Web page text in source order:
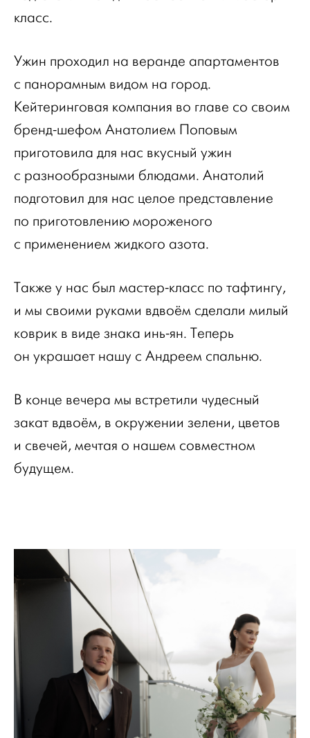
класс.
Ужин проходил на веранде апартаментов
с панорамным видом на город.
Кейтеринговая компания во главе со своим
бренд-шефом Анатолием Поповым
приготовила для нас вкусный ужин
с разнообразными блюдами. Анатолий
подготовил для нас целое представление
по приготовлению мороженого
с применением жидкого азота.
Также у нас был мастер-класс по тафтингу,
и мы своими руками вдвоём сделали милый
коврик в виде знака инь-ян. Теперь
он украшает нашу с Андреем спальню.
В конце вечера мы встретили чудесный
закат вдвоём, в окружении зелени, цветов
и свечей, мечтая о нашем совместном
будущем.